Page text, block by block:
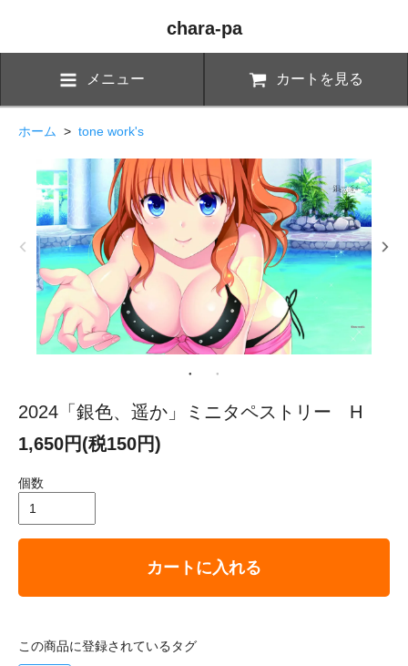
chara-pa
メニュー カートを見る
ホーム > tone work's
2024「銀色、遥か」ミニタペストリー H
1,650円(税150円)
個数
カートに入れる
この商品に登録されているタグ